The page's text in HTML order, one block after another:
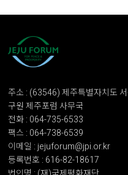
주소 : (63546) 제주특별자치도
구원 제주포럼 사무국
전화 : 064-735-6533
팩스 : 064-738-6539
이메일 : jejuforum@jpi.or.kr
등록번호 : 616-82-18617